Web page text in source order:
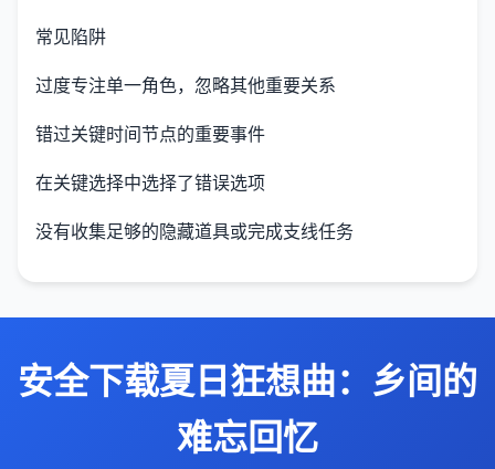
常见陷阱
过度专注单一角色，忽略其他重要关系
错过关键时间节点的重要事件
在关键选择中选择了错误选项
没有收集足够的隐藏道具或完成支线任务
安全下载夏日狂想曲：乡间的
难忘回忆